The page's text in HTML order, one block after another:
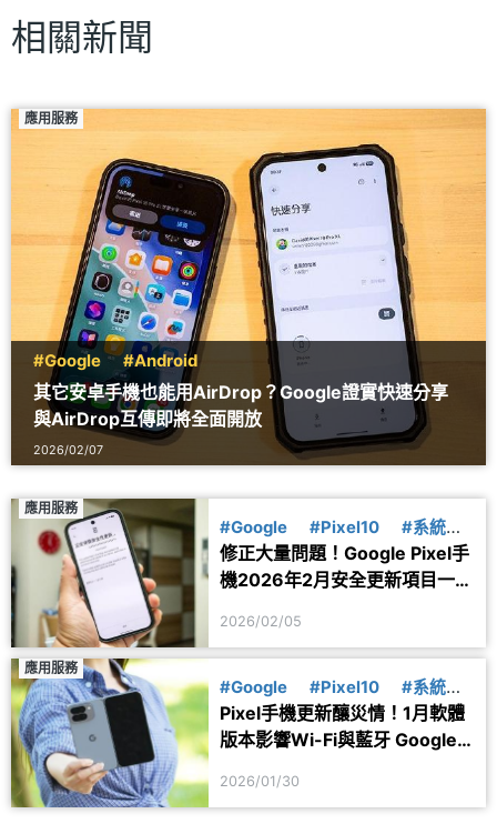
相關新聞
應用服務
#Google #Android
其它安卓手機也能用AirDrop？Google證實快速分享
與AirDrop互傳即將全面開放
2026/02/07
應用服務
#Google #Pixel10
#系統更
新
修正大量問題！Google Pixel手
機2026年2月安全更新項目一次
2026/02/05
應用服務
#Google #Pixel10
#系統更
新
Pixel手機更新釀災情！1月軟體
版本影響Wi-Fi與藍牙 Google
2026/01/30